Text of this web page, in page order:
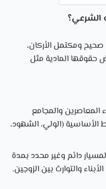
الشرعي؟
ومكتمل الأركان،
حقوقها المادية مثل
المعاصرين والمجامع
(الولي، الشهود،
دائم وغير محدد بمدة
والتوارث بين الزوجين.